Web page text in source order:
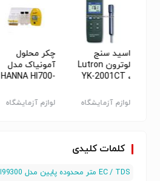
ویژه محصولات HANNA
اسید سنج
لوترون Lutron
YK-2001CT ،
لوازم آزمایشگاه
چکر محلول
آمونیاک مدل
HANNA HI700-
لوازم آزمایشگاه
کلمات کلیدی
EC / TDS متر محدوده پایین مدل HI99300